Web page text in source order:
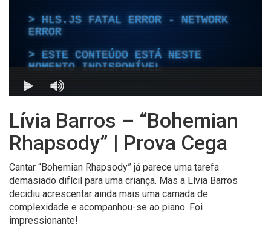
Lívia Barros – “Bohemian
Rhapsody” | Prova Cega
Cantar “Bohemian Rhapsody” já parece uma tarefa
demasiado difícil para uma criança. Mas a Lívia Barros
decidiu acrescentar ainda mais uma camada de
complexidade e acompanhou-se ao piano. Foi
impressionante!